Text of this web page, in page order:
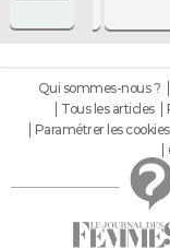
Qui sommes-nous ?
Tous les articles
Paramétrer les cookies